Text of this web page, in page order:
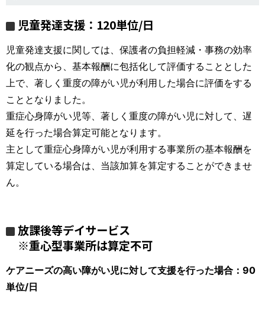
児童発達支援： 120単位/日
児童発達支援に関しては、保護者の負担軽減・事務の効率
化の観点から、基本報酬に包括化して評価することとした
上で、著しく重度の障がい児が利用した場合に評価をする
こととなりました。
重症心身障がい児等、著しく重度の障がい児に対して、遅
延を行った場合算定可能となります。
主として重症心身障がい児が利用する事業所の基本報酬を
算定している場合は、当該加算を算定することができませ
ん。
放課後等デイサービス
※重心型事業所は算定不可
ケアニーズの高い障がい児に対して支援を行った場合： 90
単位/日